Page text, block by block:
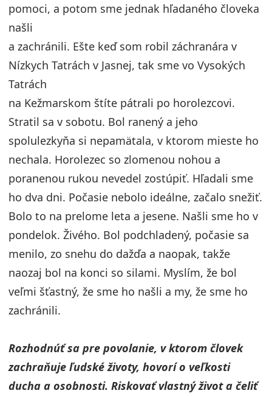
pomoci, a potom sme jednak hľadaného človeka
našli
a zachránili. Ešte keď som robil záchranára v
Nízkych Tatrách v Jasnej, tak sme vo Vysokých
Tatrách
na Kežmarskom štíte pátrali po horolezcovi.
Stratil sa v sobotu. Bol ranený a jeho
spolulezkyňa si nepamätala, v ktorom mieste ho
nechala. Horolezec so zlomenou nohou a
poranenou rukou nevedel zostúpiť. Hľadali sme
ho dva dni. Počasie nebolo ideálne, začalo snežiť.
Bolo to na prelome leta a jesene. Našli sme ho v
pondelok. Živého. Bol podchladený, počasie sa
menilo, zo snehu do dažďa a naopak, takže
naozaj bol na konci so silami. Myslím, že bol
veľmi šťastný, že sme ho našli a my, že sme ho
zachránili.
Rozhodnúť sa pre povolanie, v ktorom človek
zachraňuje ľudské životy, hovorí o veľkosti
ducha a osobnosti. Riskovať vlastný život a čeliť